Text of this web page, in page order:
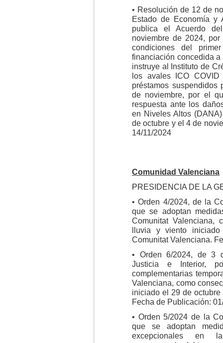
• Resolución de 12 de
Estado de Economía
publica el Acuerdo
noviembre de 2024,
condiciones del
financiación concedida
instruye al Instituto de
los avales ICO
préstamos
de noviembre, por el
respuesta ante los
en Niveles Altos
de octubre y el 4 de
14/11/2024
Comunidad Valenciana
PRESIDENCIA DE LA
• Orden 4/2024, de la
que se adoptan
Comunitat Valenciana,
lluvia y viento
Comunitat Valenciana.
• Orden 6/2024, de 3
Justicia e Interior,
complementarias
Valenciana, como
iniciado el 29 de
Fecha de Publicación:
• Orden 5/2024 de la
que se adoptan
excepcionales en